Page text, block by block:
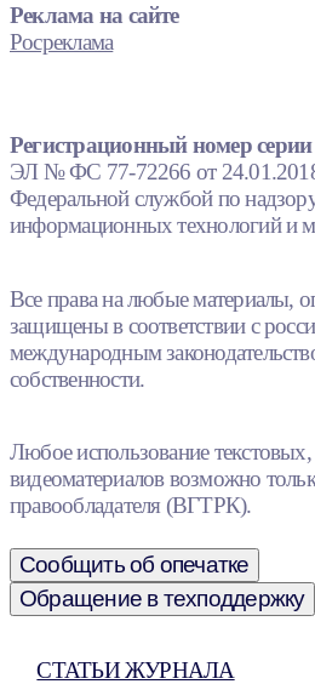
Реклама на сайте
Росреклама
Регистрационный номер серии
ЭЛ № ФС 77-72266 от
Федеральной службой по
информационных технологий и
Все права на любые материалы,
защищены в соответствии с
международным
собственности.
Любое использование
видеоматериалов возможно
правообладателя (ВГТРК).
Сообщить об опечатке
Обращение в техподдержку
СТАТЬИ ЖУРНАЛА